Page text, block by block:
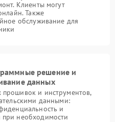
Клиенты могут
Также
обслуживание для
решение и
данных
и инструментов,
данными:
и
необходимости